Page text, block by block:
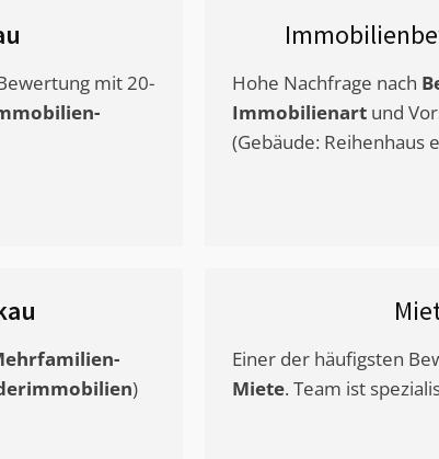
mit 20-
Hohe Nachfrage nach
Immobilienart und
(Gebäude: Reihenhaus
)
Einer der häufigsten
Miete. Team ist